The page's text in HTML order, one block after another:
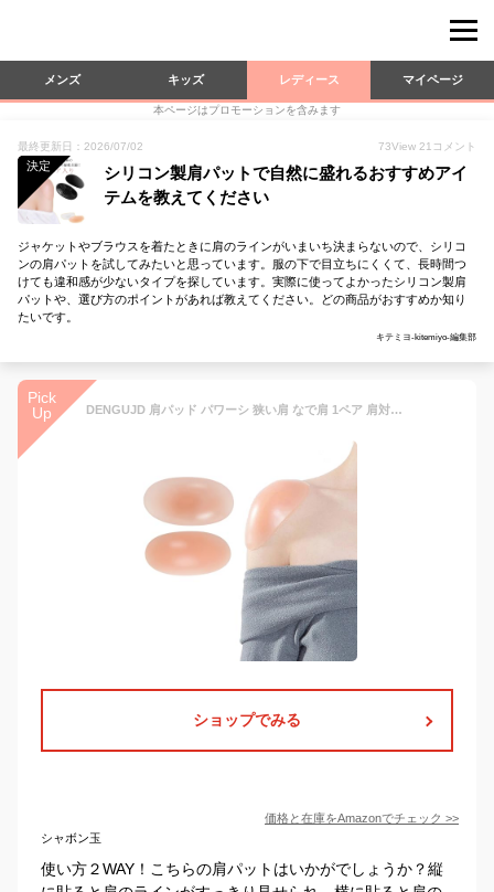
メンズ キッズ レディース マイページ
本ページはプロモーションを含みます
最終更新日：2026/07/02 73View 21 コメント
決定
シリコン製肩パットで自然に盛れるおすすめアイ
テムを教えてください
ジャケットやブラウスを着たときに肩のラインがいまいち決まらないので、シリコ
ンの肩パットを試してみたいと思っています。服の下で目立ちにくくて、長時間つ
けても違和感が少ないタイプを探しています。実際に使ってよかったシリコン製肩
パットや、選び方のポイントがあれば教えてください。どの商品がおすすめか知り
たいです。
キテミヨ-kitemiyo-編集部
Pick
Up
DENGUJD 肩パッド パワーシ 狭い肩 なで肩 1ペア 肩対策肩パットフォーマルスーツ ズレ落ち防止 自己粘着 卒業式 男女兼用 スキーン
ショップでみる
価格と在庫をAmazonでチェック >>
シャボン玉
使い方２WAY！こちらの肩パットはいかがでしょうか？縦